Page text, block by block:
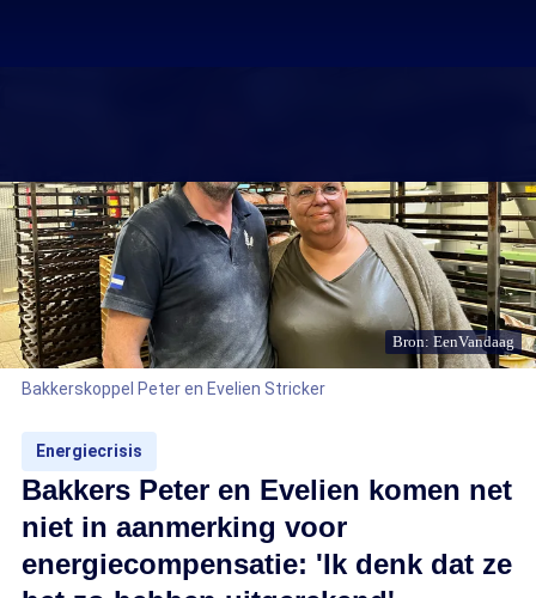
Bron: EenVandaag
Bakkerskoppel Peter en Evelien Stricker
Energiecrisis
Bakkers Peter en Evelien komen net
niet in aanmerking voor
energiecompensatie: 'Ik denk dat ze